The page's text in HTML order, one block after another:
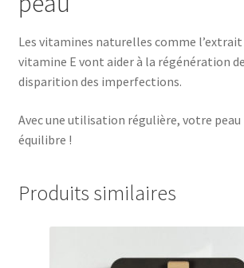
Les vitamines naturelles comme
vitamine E vont aider à la régénération
disparition des imperfections.
Avec une utilisation régulière, votre
équilibre !
Produits similaires